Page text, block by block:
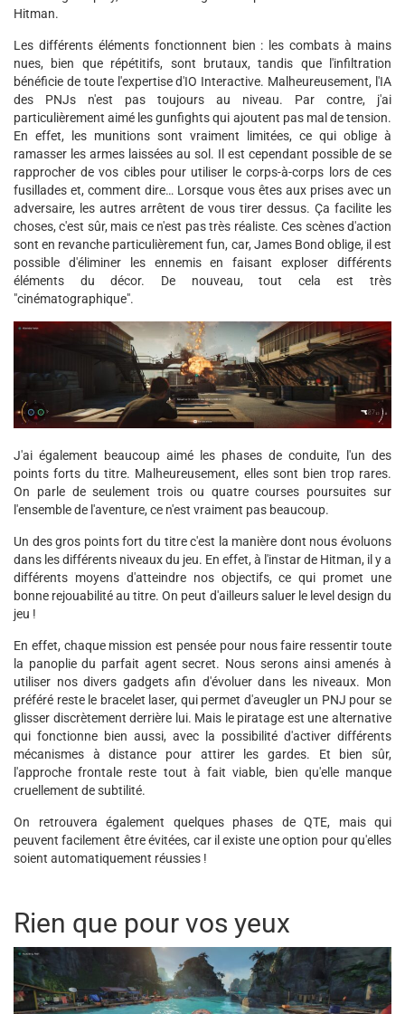
Hitman.
Les différents éléments fonctionnent bien : les combats à mains
nues, bien que répétitifs, sont brutaux, tandis que l'infiltration
bénéficie de toute l'expertise d'IO Interactive. Malheureusement, l'IA
des PNJs n'est pas toujours au niveau. Par contre, j'ai
particulièrement aimé les gunfights qui ajoutent pas mal de tension.
En effet, les munitions sont vraiment limitées, ce qui oblige à
ramasser les armes laissées au sol. Il est cependant possible de se
rapprocher de vos cibles pour utiliser le corps-à-corps lors de ces
fusillades et, comment dire… Lorsque vous êtes aux prises avec un
adversaire, les autres arrêtent de vous tirer dessus. Ça facilite les
choses, c'est sûr, mais ce n'est pas très réaliste. Ces scènes d'action
sont en revanche particulièrement fun, car, James Bond oblige, il est
possible d'éliminer les ennemis en faisant exploser différents
éléments du décor. De nouveau, tout cela est très
"cinématographique".
J'ai également beaucoup aimé les phases de conduite, l'un des
points forts du titre. Malheureusement, elles sont bien trop rares.
On parle de seulement trois ou quatre courses poursuites sur
l'ensemble de l'aventure, ce n'est vraiment pas beaucoup.
Un des gros points fort du titre c'est la manière dont nous évoluons
dans les différents niveaux du jeu. En effet, à l'instar de Hitman, il y a
différents moyens d'atteindre nos objectifs, ce qui promet une
bonne rejouabilité au titre. On peut d'ailleurs saluer le level design du
jeu !
En effet, chaque mission est pensée pour nous faire ressentir toute
la panoplie du parfait agent secret. Nous serons ainsi amenés à
utiliser nos divers gadgets afin d'évoluer dans les niveaux. Mon
préféré reste le bracelet laser, qui permet d'aveugler un PNJ pour se
glisser discrètement derrière lui. Mais le piratage est une alternative
qui fonctionne bien aussi, avec la possibilité d'activer différents
mécanismes à distance pour attirer les gardes. Et bien sûr,
l'approche frontale reste tout à fait viable, bien qu'elle manque
cruellement de subtilité.
On retrouvera également quelques phases de QTE, mais qui
peuvent facilement être évitées, car il existe une option pour qu'elles
soient automatiquement réussies !
Rien que pour vos yeux